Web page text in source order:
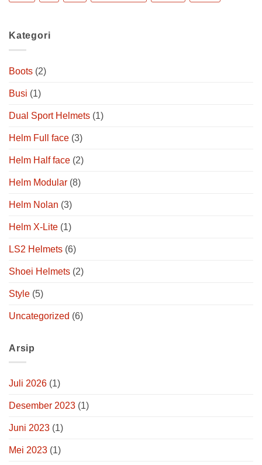
Kategori
Boots (2)
Busi (1)
Dual Sport Helmets (1)
Helm Full face (3)
Helm Half face (2)
Helm Modular (8)
Helm Nolan (3)
Helm X-Lite (1)
LS2 Helmets (6)
Shoei Helmets (2)
Style (5)
Uncategorized (6)
Arsip
Juli 2026 (1)
Desember 2023 (1)
Juni 2023 (1)
Mei 2023 (1)